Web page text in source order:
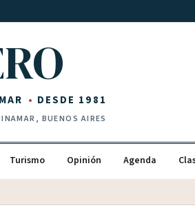
DESDE 1981
BUENOS AIRES
Turismo Opinión Agenda